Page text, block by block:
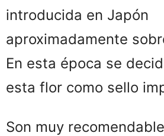
introducida en Japón
aproximadamente
En esta época se
esta flor como sello
Son muy